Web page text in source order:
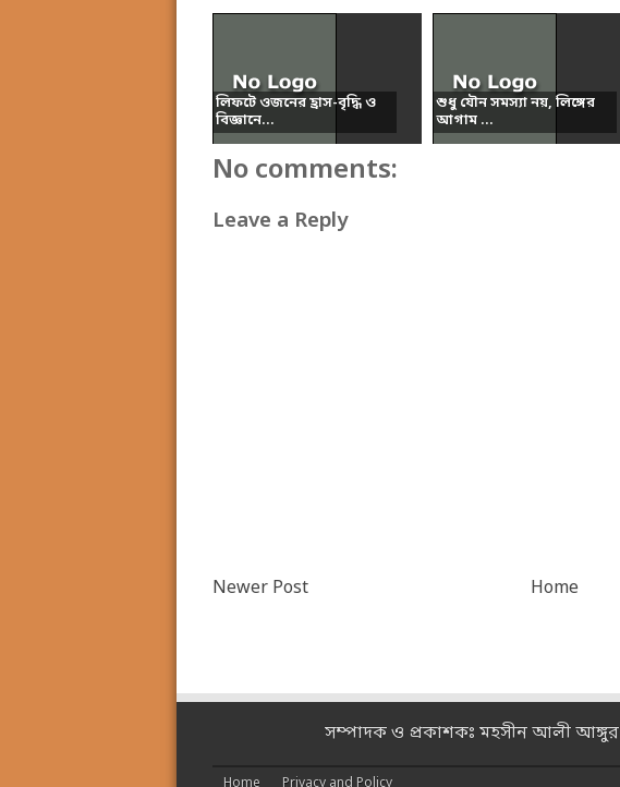
লিফটে ওজনের হ্রাস-বৃদ্ধি ও
বিজ্ঞানে...
শুধু যৌন সমস্যা নয়, লিঙ্গের
আগাম ...
No comments:
Leave a Reply
Newer Post Home
সম্পাদক ও প্রকাশকঃ মহসীন আলী আঙ্গুর